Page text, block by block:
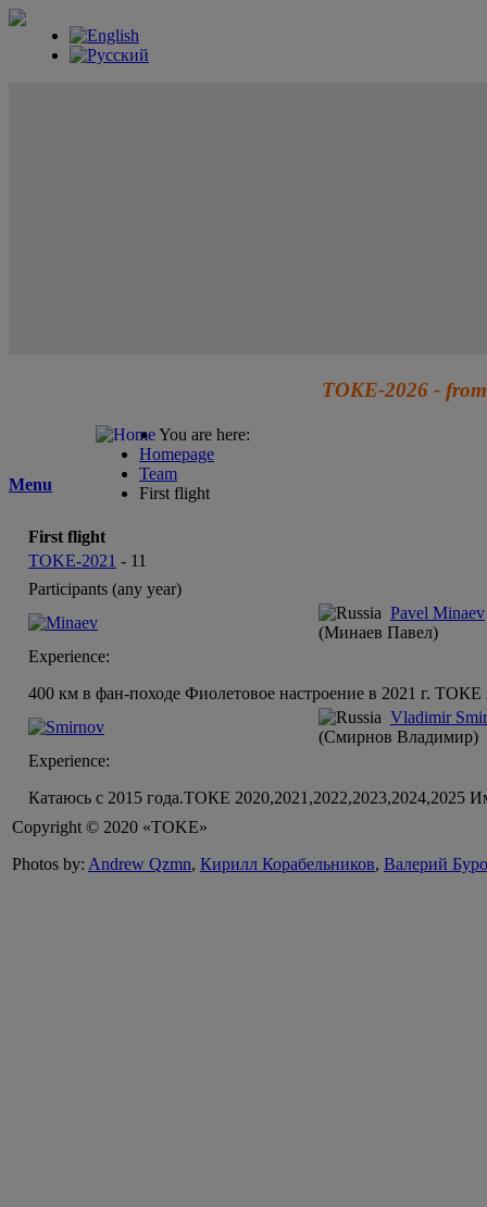
TOKE-2026 -
Menu
You are here:
Homepage
Team
First flight
First flight
TOKE-2021 - 11
Participants (any year)
Pavel Minaev
(Минаев Павел)
Experience:
400 км в фан-походе Фиолетовое настроение в 2021 г. ТОКЕ
Vladimir
(Смирнов Владимир)
Experience:
Катаюсь с 2015 года.ТОКЕ 2020,2021,2022,2023,2024,2025
Copyright © 2020 «TOKE»
Photos by: Andrew Qzmn, Кирилл Корабельников, Валерий